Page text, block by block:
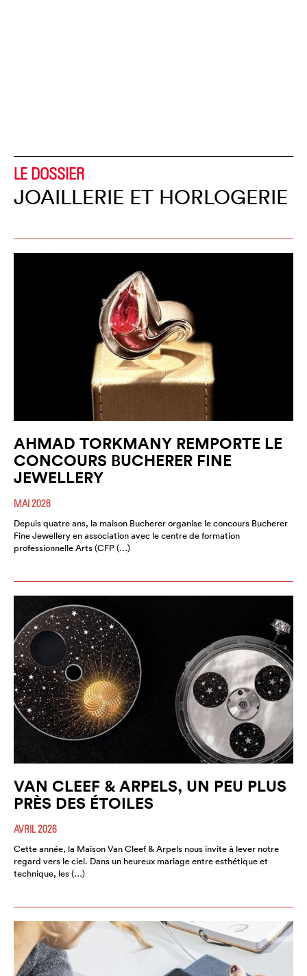
LE DOSSIER
JOAILLERIE ET HORLOGERIE
AHMAD TORKMANY REMPORTE LE
CONCOURS BUCHERER FINE
JEWELLERY
MAI 2026
Depuis quatre ans, la maison Bucherer organise le concours Bucherer
Fine Jewellery en association avec le centre de formation
professionnelle Arts (CFP (…)
VAN CLEEF & ARPELS, UN PEU PLUS
PRÈS DES ÉTOILES
AVRIL 2026
Cette année, la Maison Van Cleef & Arpels nous invite à lever notre
regard vers le ciel. Dans un heureux mariage entre esthétique et
technique, les (…)